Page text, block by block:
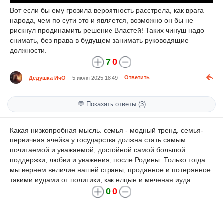
Вот если бы ему грозила вероятность расстрела, как врага
народа, чем по сути это и является, возможно он бы не
рискнул продинамить решение Властей! Таких чинуш надо
снимать, без права в будущем занимать руководящие
должности.
7 0
Дедушка ИчО 5 июля 2025 18:49 Ответить
💬 Показать ответы (3)
Какая низкопробная мысль, семья - модный тренд, семья-
первичная ячейка у государства должна стать самым
почитаемой и уважаемой, достойной самой большой
поддержки, любви и уважения, после Родины. Только тогда
мы вернем величие нашей страны, проданное и потерянное
такими иудами от политики, как елцын и меченая иуда.
0 0